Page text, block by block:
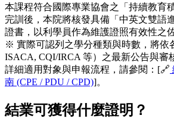
本課程符合國際專業協會之「持續教育
完訓後，本院將核發具備「中英文雙語
證書，以利學員作為維護證照有效性之
※ 實際可認列之學分種類與時數，將依
ISACA, CQI/IRCA 等）之最新公告與審
詳細適用對象與申報流程，請參閱：[🔗
南 (CPE / PDU / CPD)]。
結業可獲得什麼證明？